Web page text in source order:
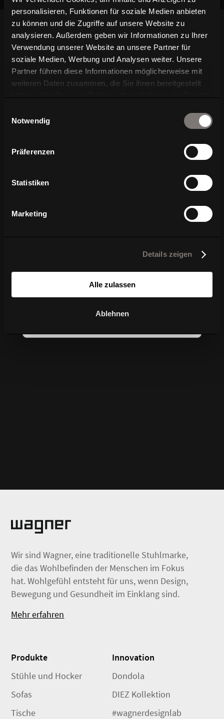
personalisieren, Funktionen für soziale Medien anbieten
zu können und die Zugriffe auf unsere Website zu
analysieren. Außerdem geben wir Informationen zu Ihrer
Verwendung unserer Website an unsere Partner für
soziale Medien, Werbung und Analysen weiter. Unsere
Partner führen diese Informationen möglicherweise mit
weiteren Daten zusammen, die Sie ihnen bereitgestellt
Notwendig
Präferenzen
Statistiken
Marketing
Details zeigen
Alle zulassen
Ablehnen
Ihre Vorteile bei Ihrer
Newsletter-Anmeldung
Verpassen Sie keine Neuigkeiten über WAGNER
Living
N
Exklusive News über
N
Vorankündigungen für Messen und
Einwilligung ändern
Wir sind Wagner, eine traditionelle Stuhlmarke,
die das Wohlbefinden der Menschen im Fokus
hat. Wohlgefühl entsteht für uns, wenn Design,
Bewegung und Gesundheit im Einklang sind.
Mehr erfahren
Produkte
Stühle und Hocker
Sofas
Tische
Innovation
Dondola
DIEZ Kollektion
#wagnerdesignlab